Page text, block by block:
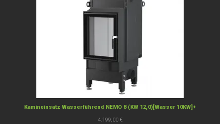
Kamineinsatz Wasserführend NEMO 8 (KW 12,0)[Wasser 10KW]+
4.199,00 €